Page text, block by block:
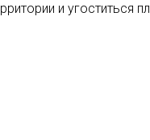
и угоститься